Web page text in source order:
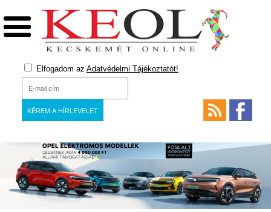
Elfogadom az Adatvédelmi Tájékoztatót!